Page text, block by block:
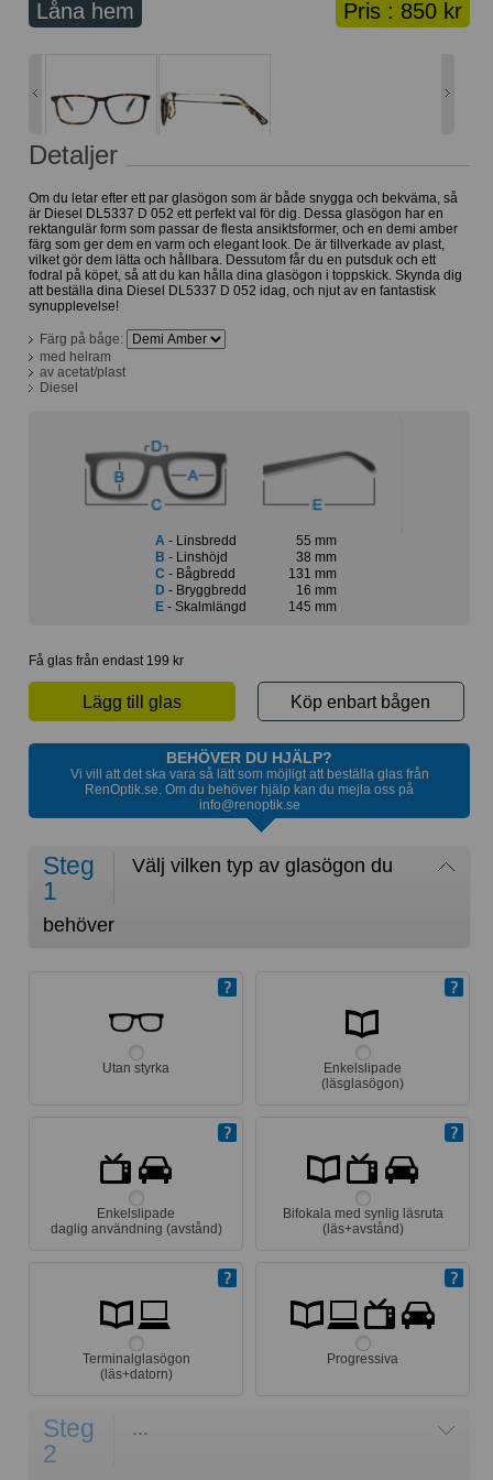
Lånekorg: 0 bågar
Pris : 850 kr
Låna hem
Detaljer
Om du letar efter ett par glasögon som är både snygga och bekväma, så
är Diesel DL5337 D 052 ett perfekt val för dig. Dessa glasögon har en
rektangulär form som passar de flesta ansiktsformer, och en demi amber
färg som ger dem en varm och elegant look. De är tillverkade av plast,
vilket gör dem lätta och hållbara. Dessutom får du en putsduk och ett
fodral på köpet, så att du kan hålla dina glasögon i toppskick. Skynda dig
att beställa dina Diesel DL5337 D 052 idag, och njut av en fantastisk
synupplevelse!
Färg på båge:
med helram
av acetat/plast
Diesel
A - Linsbredd
55 mm
B - Linshöjd
38 mm
C - Bågbredd
131 mm
D - Bryggbredd
16 mm
E- Skalmlängd 145 mm
Få glas från endast 199 kr
Lägg till glas Köp enbart bågen
BEHÖVER DU HJÄLP?
Vi vill att det ska vara så lätt som möjligt att beställa glas från
RenOptik.se. Om du behöver hjälp kan du mejla oss på
info@renoptik.se
Steg
1
Välj vilken typ av glasögon du
behöver
Utan styrka
Enkelslipade
(läsglasögon)
Enkelslipade
daglig användning (avstånd)
Bifokala med synlig läsruta
(läs+avstånd)
Terminalglasögon
(läs+datorn)
Progressiva
Steg
2
...